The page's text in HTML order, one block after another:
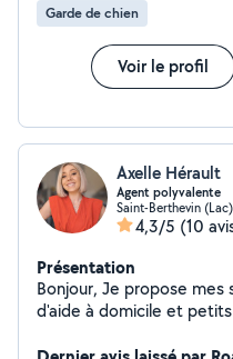
Garde de chien
Voir le profil
Axelle Hérault
Agent polyvalente
Saint-Berthevin (Lac)
4,3/5 (10
Présentation
Bonjour, Je propose mes services pour différents types
d'aide à domicile et petits travaux.